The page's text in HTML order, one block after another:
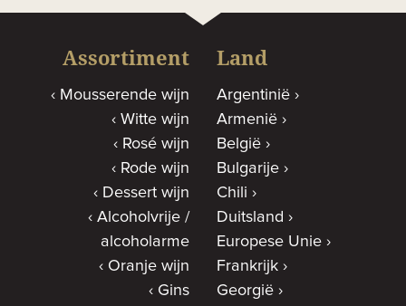
Assortiment
Mousserende wijn
Witte wijn
Rosé wijn
Rode wijn
Dessert wijn
Alcoholvrije /
alcoholarme
Oranje wijn
Gins
Land
Argentinië
Armenië
België
Bulgarije
Chili
Duitsland
Europese Unie
Frankrijk
Georgië